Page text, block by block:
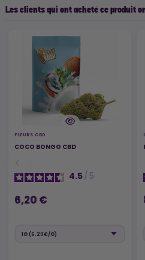
Les clients qui ont acheté ce produit
FLEURS CBD
COCO BONGO CBD
4.5/ 5
6,20 €